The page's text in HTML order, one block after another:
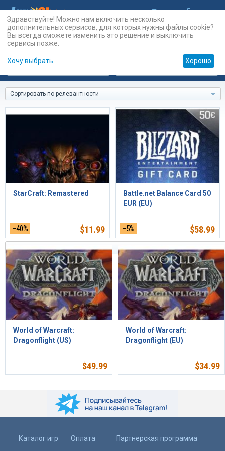
Карты Prepaid
Сортировать по релевантности
StarCraft: Remastered
–40% $11.99
Battle.net Balance Card 50
EUR (EU)
–5% $58.99
Сортировать по релевантности
World of Warcraft:
Dragonflight (US)
$49.99
World of Warcraft:
Dragonflight (EU)
$34.99
Каталог игр Оплата Партнерская программа
Здравствуйте! Можно нам включить несколько
дополнительных сервисов, для которых нужны файлы cookie?
Вы всегда сможете изменить это решение и выключить
сервисы позже.
Хочу выбрать Хорошо